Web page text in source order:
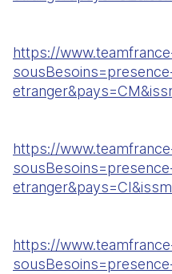
https://
https://
https://